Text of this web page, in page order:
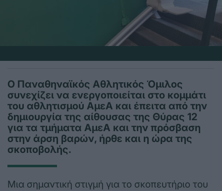
Ο Παναθηναϊκός Αθλητικός Όμιλος
συνεχίζει να ενεργοποιείται στο κομμάτι
του αθλητισμού ΑμεΑ και έπειτα από την
δημιουργία της αίθουσας της Θύρας 12
για τα τμήματα ΑμεΑ και την πρόσβαση
στην άρση βαρών, ήρθε και η ώρα της
σκοποβολής.
Μια σημαντική στιγμή για το σκοπευτήριο του